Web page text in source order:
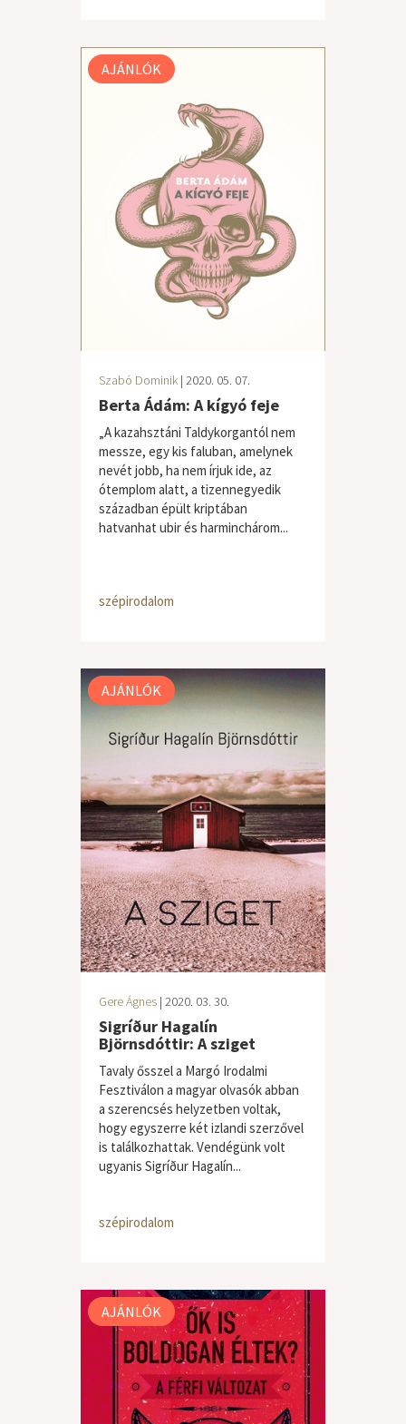
AJÁNLÓK
Szabó Dominik | 2020. 05. 07.
Berta Ádám: A kígyó feje
„A kazahsztáni Taldykorgantól nem
messze, egy kis faluban, amelynek
nevét jobb, ha nem írjuk ide, az
ótemplom alatt, a tizennegyedik
században épült kriptában
hatvanhat ubir és harminchárom...
szépirodalom
AJÁNLÓK
Gere Ágnes | 2020. 03. 30.
Sigríður Hagalín
Björnsdóttir: A sziget
Tavaly ősszel a Margó Irodalmi
Fesztiválon a magyar olvasók abban
a szerencsés helyzetben voltak,
hogy egyszerre két izlandi szerzővel
is találkozhattak. Vendégünk volt
ugyanis Sigríður Hagalín...
szépirodalom
AJÁNLÓK